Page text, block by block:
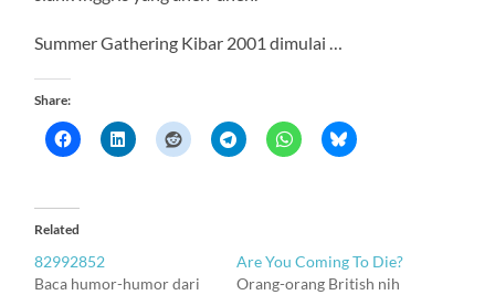
Summer Gathering Kibar 2001 dimulai …
Share:
Related
82992852
Baca humor-humor dari
Are You Coming To Die?
Orang-orang British nih